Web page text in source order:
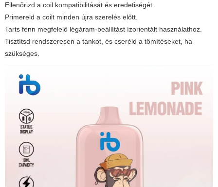
Ellenőrizd a coil kompatibilitását és eredetiségét.
Primereld a coilt minden újra szerelés előtt.
Tarts fenn megfelelő légáram-beállítást ízorientált használathoz.
Tisztítsd rendszeresen a tankot, és cseréld a tömítéseket, ha
szükséges.